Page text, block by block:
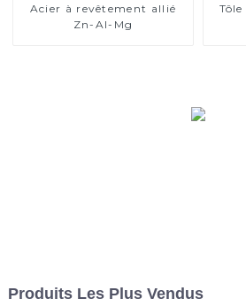
Acier à revêtement allié
Zn-Al-Mg
Produits Les Plus Vendus